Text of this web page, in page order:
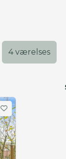
4 værelses